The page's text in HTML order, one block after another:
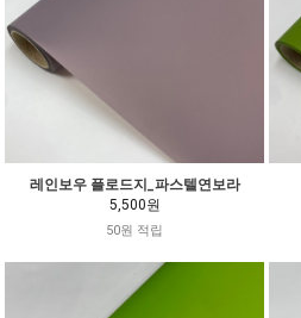
레인보우 플로드지_파스텔연보라
5,500원
50원 적립